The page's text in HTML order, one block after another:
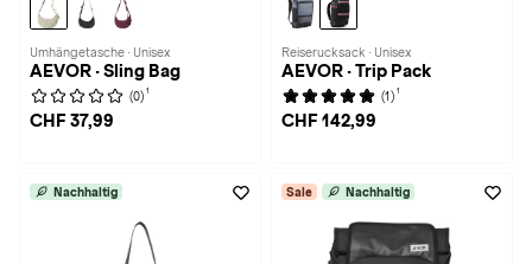
Umhängetasche · Unisex
AEVOR · Sling Bag
(0) 1
CHF 37,99
Reiserucksack · Unisex
AEVOR · Trip Pack
(1) 1
CHF 142,99
Nachhaltig Sale Nachhaltig